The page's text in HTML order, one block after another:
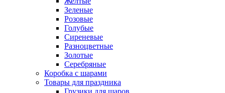
Зеленые
Розовые
Голубые
Сиреневые
Разноцветные
Золотые
Серебряные
Коробка с шарами
Товары для праздника
Грузики для шаров